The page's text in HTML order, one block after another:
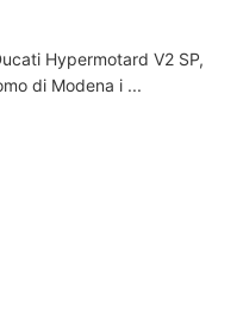
Hypermotard V2 SP,
di Modena i